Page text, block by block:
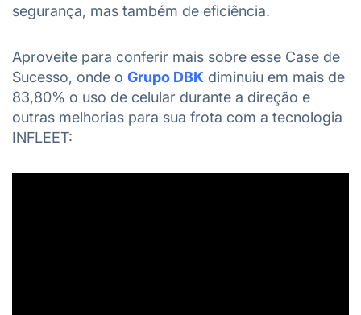
segurança, mas também de eficiência.
Aproveite para conferir mais sobre esse Case de
Sucesso, onde o Grupo DBK diminuiu em mais de
83,80% o uso de celular durante a direção e
outras melhorias para sua frota com a tecnologia
INFLEET: